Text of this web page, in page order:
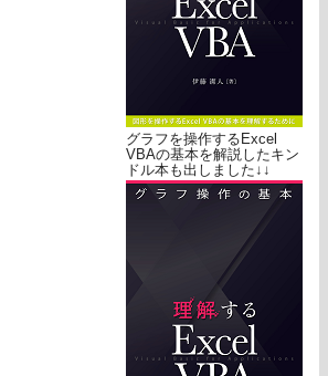
グラフを操作するExcel
VBAの基本を解説したキン
ドル本も出しました↓↓